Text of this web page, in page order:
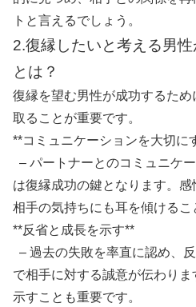
トと言えるでしょう。
2.復縁したいと考える男
とは？
復縁を望む男性が成功するた
取ることが重要です。
**コミュニケーションを大切に
– パートナーとのコミュニケ
は復縁成功の鍵となります。感
相手の気持ちにも耳を傾けるこ
**反省と成長を示す**
– 過去の失敗を率直に認め、
で相手に対する誠意が伝わり
示すことも重要です。